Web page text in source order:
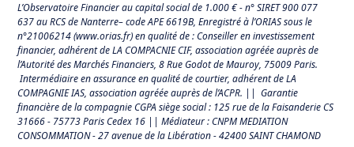
L’Observatoire Financier au capital social de 1.000 € - n° SIRET 900 077
637 au RCS de Nanterre– code APE 6619B, Enregistré à l’ORIAS sous le
n°21006214 (www.orias.fr) en qualité de : Conseiller en investissement
financier, adhérent de LA COMPACNIE CIF, association agréée auprès de
l’Autorité des Marchés Financiers, 8 Rue Godot de Mauroy, 75009 Paris.
Intermédiaire en assurance en qualité de courtier, adhérent de LA
COMPAGNIE IAS, association agréée auprès de l’ACPR. || Garantie
financière de la compagnie CGPA siège social : 125 rue de la Faisanderie CS
31666 - 75773 Paris Cedex 16 || Médiateur : CNPM MEDIATION
CONSOMMATION - 27 avenue de la Libération - 42400 SAINT CHAMOND